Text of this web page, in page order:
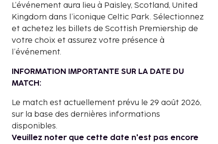
L’événement aura lieu à Paisley, Scotland, United
Kingdom dans l’iconique Celtic Park. Sélectionnez
et achetez les billets de Scottish Premiership de
votre choix et assurez votre présence à
l’événement.
INFORMATION IMPORTANTE SUR LA DATE DU
MATCH:
Le match est actuellement prévu le 29 août 2026,
sur la base des dernières informations
disponibles.
Veuillez noter que cette date n'est pas encore